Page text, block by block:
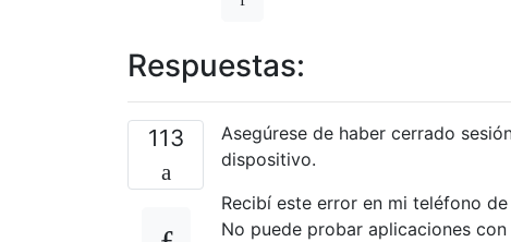
Respuestas:
113
Asegúrese de haber cerrado
dispositivo.
Recibí este error en mi teléfono
No puede probar aplicaciones